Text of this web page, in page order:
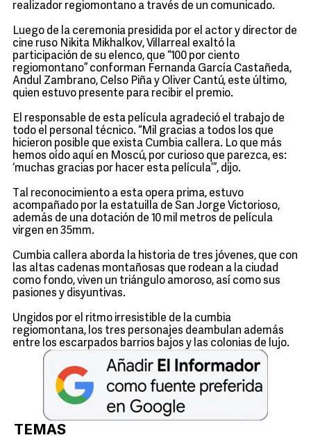
realizador regiomontano a través de un comunicado.
Luego de la ceremonia presidida por el actor y director de
cine ruso Nikita Mikhalkov, Villarreal exaltó la
participación de su elenco, que “100 por ciento
regiomontano” conforman Fernanda García Castañeda,
Andul Zambrano, Celso Piña y Oliver Cantú, este último,
quien estuvo presente para recibir el premio.
El responsable de esta película agradeció el trabajo de
todo el personal técnico. “Mil gracias a todos los que
hicieron posible que exista Cumbia callera. Lo que más
hemos oído aquí en Moscú, por curioso que parezca, es:
‘muchas gracias por hacer esta película’”, dijo.
Tal reconocimiento a esta opera prima, estuvo
acompañado por la estatuilla de San Jorge Victorioso,
además de una dotación de 10 mil metros de película
virgen en 35mm.
Cumbia callera aborda la historia de tres jóvenes, que con
las altas cadenas montañosas que rodean a la ciudad
como fondo, viven un triángulo amoroso, así como sus
pasiones y disyuntivas.
Ungidos por el ritmo irresistible de la cumbia
regiomontana, los tres personajes deambulan además
entre los escarpados barrios bajos y las colonias de lujo.
TEMAS